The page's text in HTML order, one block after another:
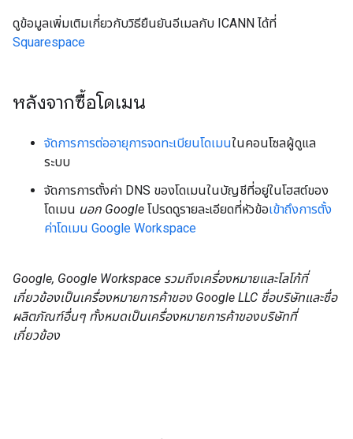
ดูข้อมูลเพิ่มเติมเกี่ยวกับวิธียืนยันอีเมลกับ ICANN ได้ที่
Squarespace
หลังจากซื้อโดเมน
จัดการการต่ออายุการจดทะเบียนโดเมนในคอนโซลผู้ดูแล
ระบบ
จัดการการตั้งค่า DNS ของโดเมนในบัญชีที่อยู่ในโฮสต์ของ
โดเมน นอก Google โปรดดูรายละเอียดที่หัวข้อเข้าถึงการตั้ง
ค่าโดเมน Google Workspace
Google, Google Workspace รวมถึงเครื่องหมายและโลโก้ที่
เกี่ยวข้องเป็นเครื่องหมายการค้าของ Google LLC ชื่อบริษัทและชื่อ
ผลิตภัณฑ์อื่นๆ ทั้งหมดเป็นเครื่องหมายการค้าของบริษัทที่
เกี่ยวข้อง